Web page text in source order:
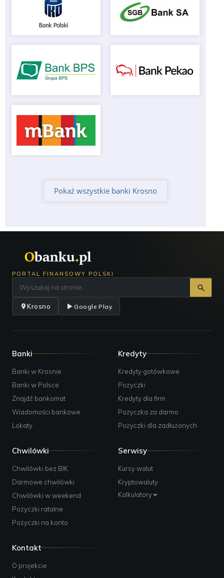
Pokaż wszystkie banki Krosno
PORTAL FINANSOWY POLSKI
Krosno Google Play
Banki
Banki w Krosnie
Banki w Polsce
Znajdź bankomat
Wiadomości bankowe
Lokaty
Kredyty
Kredyty gotówkowe
Pożyczki
Kredyty dla firm
Pożyczka za darmo
Pożyczki dla zadłużonych
Chwilówki
Chwilówki bez BIK
Darmowe chwilówki
Chwilówki w weekend
Pożyczki ratalne
Pożyczki na konto
Serwisy
Kursy walut
Kryptowaluty
Kalkulatory
Kontakt
O projekcie